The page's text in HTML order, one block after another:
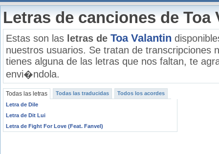
Letras de canciones de Toa
Estas son las letras de Toa Valantin
nuestros usuarios. Se tratan de transcripciones
tienes alguna de las letras que nos faltan, te
envi�ndola.
Todas las letras Todas las traducidas
Todos los acordes
Letra de Dile
Letra de Dit Lui
Letra de Fight For Love (Feat. Fanvel)